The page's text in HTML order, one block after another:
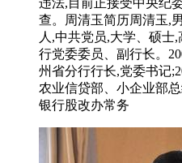
违法,目前正接受中央纪
查。周清玉简历周清玉,
人,中共党员,大学、硕士
行党委委员、副行长。
州省分行行长,党委书记
农业信贷部、小企业部
银行股改办常务